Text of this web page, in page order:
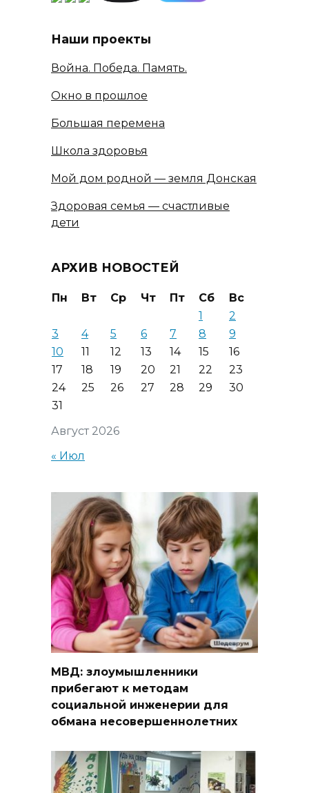
Наши проекты
Война. Победа. Память.
Окно в прошлое
Большая перемена
Школа здоровья
Мой дом родной — земля Донская
Здоровая семья — счастливые
дети
АРХИВ НОВОСТЕЙ
Август 2026
Пн Вт Ср Чт Пт Сб
Вс
1
2
3
4 5 6 7 8
9
10
11 12 13 14 15
16
17
18 19 20 21 22
23
24
25 26 27 28 29
30
31
« Июл
МВД: злоумышленники
прибегают к методам
социальной инженерии для
обмана несовершеннолетних